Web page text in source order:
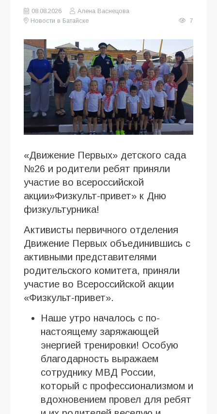
08.08.2026
Алена Васнецова
Новости в Батайске
7
«Движение Первых» детского сада
№26 и родители ребят приняли
участие во всероссийской
акции»Физкульт-привет» к Дню
физкультурника!
Активисты первичного отделения
Движение Первых объединившись с
активными представителями
родительского комитета, приняли
участие во Всероссийской акции
«Физкульт-привет».
Наше утро началось с по-
настоящему заряжающей
энергией тренировки! Особую
благодарность выражаем
сотруднику МВД России,
который с профессионализмом и
вдохновением провел для ребят